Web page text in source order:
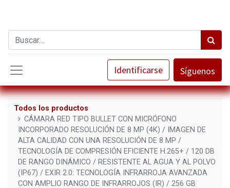
Identificarse Síguenos
Todos los productos
CÁMARA RED TIPO BULLET CON MICRÓFONO
INCORPORADO RESOLUCIÓN DE 8 MP (4K) / IMAGEN DE
ALTA CALIDAD CON UNA RESOLUCIÓN DE 8 MP /
TECNOLOGÍA DE COMPRESIÓN EFICIENTE H.265+ / 120 DB
DE RANGO DINÁMICO / RESISTENTE AL AGUA Y AL POLVO
(IP67) / EXIR 2.0: TECNOLOGÍA INFRARROJA AVANZADA
CON AMPLIO RANGO DE INFRARROJOS (IR) / 256 GB